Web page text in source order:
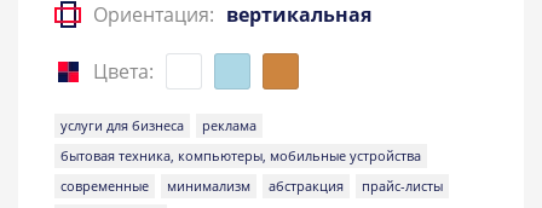
Ориентация: вертикальная
Цвета:
услуги для бизнеса
реклама
бытовая техника, компьютеры, мобильные устройства
современные
минимализм абстракция
прайс-листы